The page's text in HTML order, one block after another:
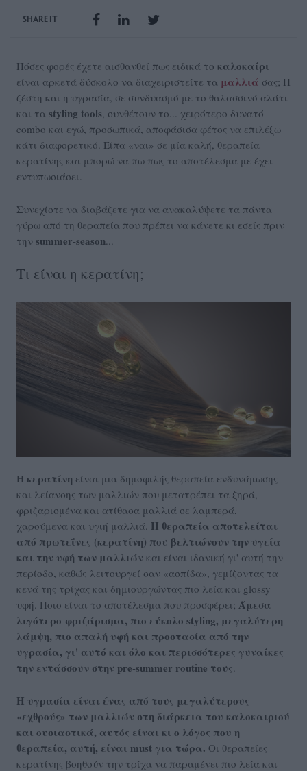
SHARE IT
Πόσες φορές έχετε αισθανθεί πως ειδικά το καλοκαίρι
είναι αρκετά δύσκολο να διαχειριστείτε τα μαλλιά σας; Η
ζέστη και η υγρασία, σε συνδυασμό με το θαλασσινό αλάτι
και τα styling tools, συνθέτουν το... χειρότερο δυνατό
combo και εγώ, προσωπικά, αποφάσισα φέτος να επιλέξω
κάτι διαφορετικό. Είπα «ναι» σε μία καλή, θεραπεία
κερατίνης και μπορώ να πω πως το αποτέλεσμα με έχει
εντυπωσιάσει.
Συνεχίστε να διαβάζετε για να ανακαλύψετε τα πάντα
γύρω από τη θεραπεία που πρέπει να κάνετε κι εσείς πριν
την summer-season...
Τι είναι η κερατίνη;
Η κερατίνη είναι μια δημοφιλής θεραπεία ενδυνάμωσης
και λείανσης των μαλλιών που μετατρέπει τα ξηρά,
φριζαρισμένα και ατίθασα μαλλιά σε λαμπερά,
χαρούμενα και υγιή μαλλιά. Η θεραπεία αποτελείται
από πρωτεΐνες (κερατίνη) που βελτιώνουν την υγεία
και την υφή των μαλλιών και είναι ιδανική γι' αυτή την
περίοδο, καθώς λειτουργεί σαν «ασπίδα», γεμίζοντας τα
κενά της τρίχας και δημιουργώντας πιο λεία και glossy
υφή. Ποιο είναι το αποτέλεσμα που προσφέρει; Άμεσα
λιγότερο φριζάρισμα, πιο εύκολο styling, μεγαλύτερη
λάμψη, πιο απαλή υφή και προστασία από την
υγρασία, γι' αυτό και όλο και περισσότερες γυναίκες
την εντάσσουν στην pre-summer routine τους
Η υγρασία είναι ένας από τους μεγαλύτερους
«εχθρούς» των μαλλιών στη διάρκεια του καλοκαιριού
και ουσιαστικά, αυτός είναι κι ο λόγος που η
θεραπεία, αυτή, είναι must για τώρα. Οι θεραπείες
κερατίνης βοηθούν την τρίχα να παραμένει πιο λεία και